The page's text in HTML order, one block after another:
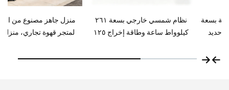
نظام شمسي خارجي بسعة ٢٦١
كيلوواط ساعة وطاقة إخراج ١٢٥
في خزانة تخزين طاقة
منزل جاهز مصنوع من الحاويات
لمتجر قهوة تجاري، منزل صغير